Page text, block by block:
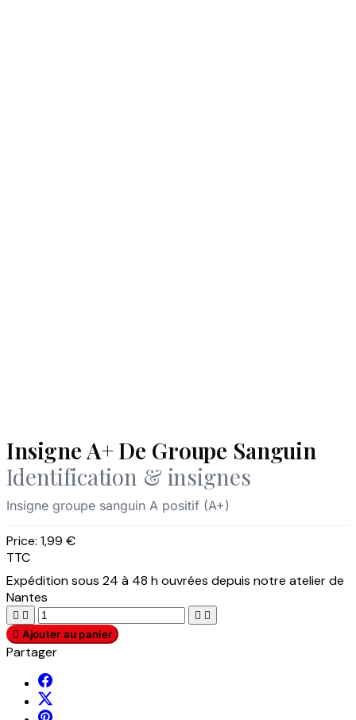
Insigne A+ De Groupe Sanguin
Identification & insignes
Insigne groupe sanguin A positif (A+)
Price: 1,99 €
TTC
Expédition sous 24 à 48 h ouvrées depuis notre atelier de
Nantes
   
 Ajouter au panier
Partager